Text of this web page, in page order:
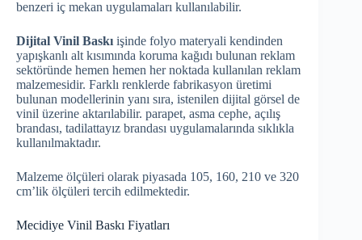
benzeri iç mekan uygulamaları kullanılabilir.
Dijital Vinil Baskı işinde folyo materyali kendinden
yapışkanlı alt kısımında koruma kağıdı bulunan reklam
sektöründe hemen hemen her noktada kullanılan reklam
malzemesidir. Farklı renklerde fabrikasyon üretimi
bulunan modellerinin yanı sıra, istenilen dijital görsel de
vinil üzerine aktarılabilir. parapet, asma cephe, açılış
brandası, tadilattayız brandası uygulamalarında sıklıkla
kullanılmaktadır.
Malzeme ölçüleri olarak piyasada 105, 160, 210 ve 320
cm’lik ölçüleri tercih edilmektedir.
Mecidiye Vinil Baskı Fiyatları